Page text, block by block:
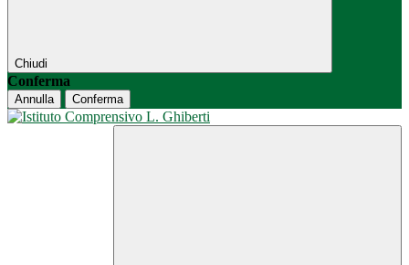
Chiudi
Conferma
Annulla Conferma